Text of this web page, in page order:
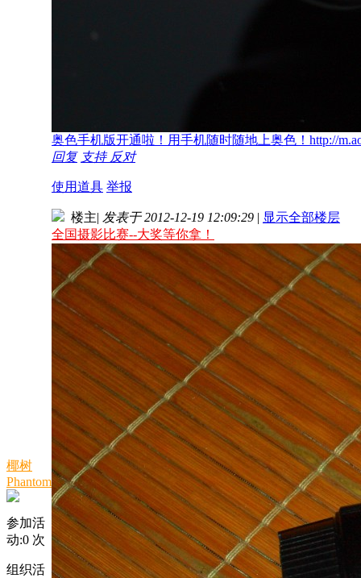
奥色手机版开通啦！用手机随时随地上奥色！http://
回复 支持 反对
使用道具 举报
椰树
Phantom
参加活
动:0 次
组织活
楼主| 发表于 2012-12-19 12:09:29 | 显示全部楼层
全国摄影比赛--大奖等你拿！